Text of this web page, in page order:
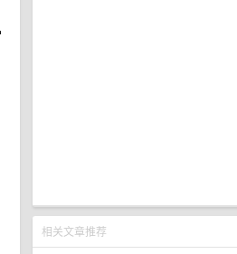
相关文章推荐